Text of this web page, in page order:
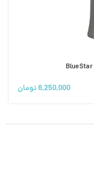
6,250,000تومان